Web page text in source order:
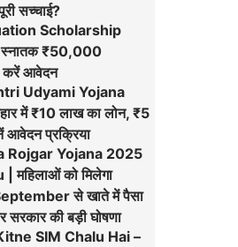
सच्चाई?
Scholarship
स्नातक ₹50,000
करें आवेदन
Udyami Yojana
में ₹10 लाख का लोन, ₹5
आवेदन प्रक्रिया
Rojgar Yojana 2025
महिलाओं को मिलेगा
से खाते में पैसा
सरकार की बड़ी घोषणा
SIM Chalu Hai –